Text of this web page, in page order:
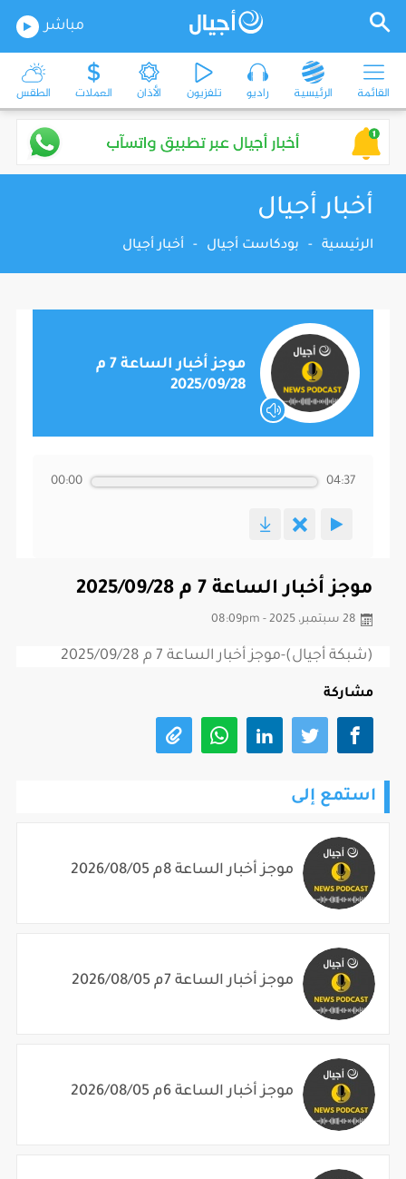
مباشر
القائمة الرئيسية راديو تلفزيون الأذان العملات الطقس
أخبار أجيال
الرئيسية - بودكاست أجيال - أخبار أجيال
موجز أخبار الساعة 7 م
2025/09/28
00:00 04:37
موجز أخبار الساعة 7 م 2025/09/28
28 سبتمبر، 2025 - 08:09pm
(شبكة أجيال)-موجز أخبار الساعة 7 م 2025/09/28
مشاركة
استمع إلى
موجز أخبار الساعة 8م 2026/08/05
موجز أخبار الساعة 7م 2026/08/05
موجز أخبار الساعة 6م 2026/08/05